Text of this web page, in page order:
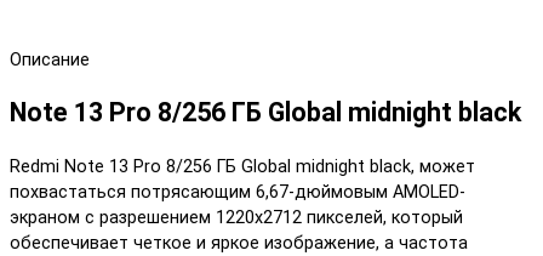
Описание
Note 13 Pro 8/256 ГБ Global midnight black
Redmi Note 13 Pro 8/256 ГБ Global midnight black, может
похвастаться потрясающим 6,67-дюймовым AMOLED-
экраном с разрешением 1220x2712 пикселей, который
обеспечивает четкое и яркое изображение, а частота